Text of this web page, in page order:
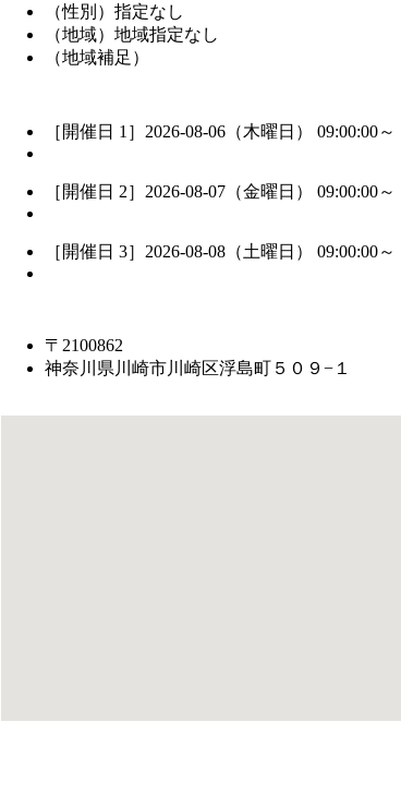
（性別） 指定なし
（地域） 地域指定なし
（地域補足）
［開催日 1］2026-08-06（木曜日） 09:00:00～
［開催日 2］2026-08-07（金曜日） 09:00:00～
［開催日 3］2026-08-08（土曜日） 09:00:00～
〒2100862
神奈川県川崎市川崎区浮島町５０９−１